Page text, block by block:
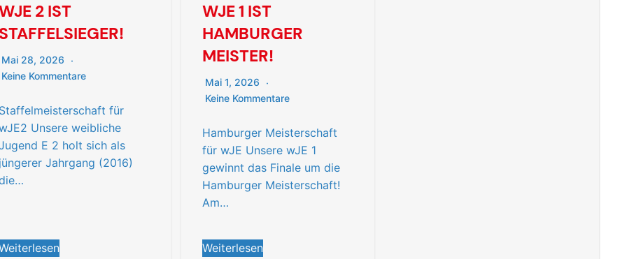
2 IST
Mai 28, 2026
Keine Kommentare
für
Unsere weibliche
E 2 holt sich als
Jahrgang (2016)
WJE 1 IST
HAMBURGER
MEISTER!
Mai 1, 2026
Keine Kommentare
Hamburger Meisterschaft
für wJE Unsere wJE 1
gewinnt das Finale um die
Hamburger Meisterschaft!
Am…
Weiterlesen